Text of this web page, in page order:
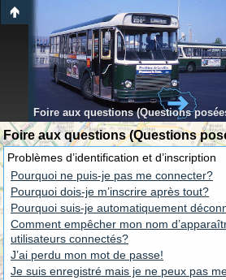
Foire aux questions (Questions
Foire aux questions (Questions
Problèmes d’identification et d’inscription
Pourquoi ne puis-je pas me connecter?
Pourquoi dois-je m’inscrire après tout?
Pourquoi suis-je automatiquement
Comment empêcher mon nom
utilisateurs connectés?
J’ai perdu mon mot de passe!
Je suis enregistré mais je ne peux pas